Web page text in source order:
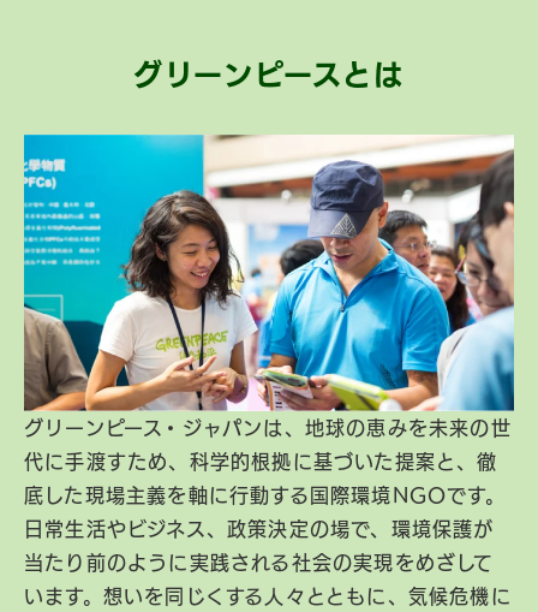
グリーンピースとは
グリーンピース・ジャパンは、地球の恵みを未来の世
代に手渡すため、科学的根拠に基づいた提案と、徹
底した現場主義を軸に行動する国際環境NGOです。
日常生活やビジネス、政策決定の場で、環境保護が
当たり前のように実践される社会の実現をめざして
います。想いを同じくする人々とともに、気候危機に